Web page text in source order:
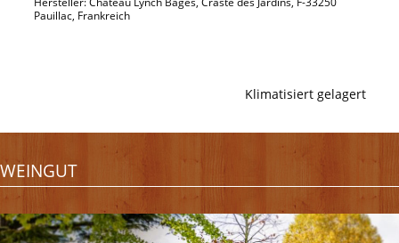
Pauillac, Frankreich
Klimatisiert gelagert
WEINGUT